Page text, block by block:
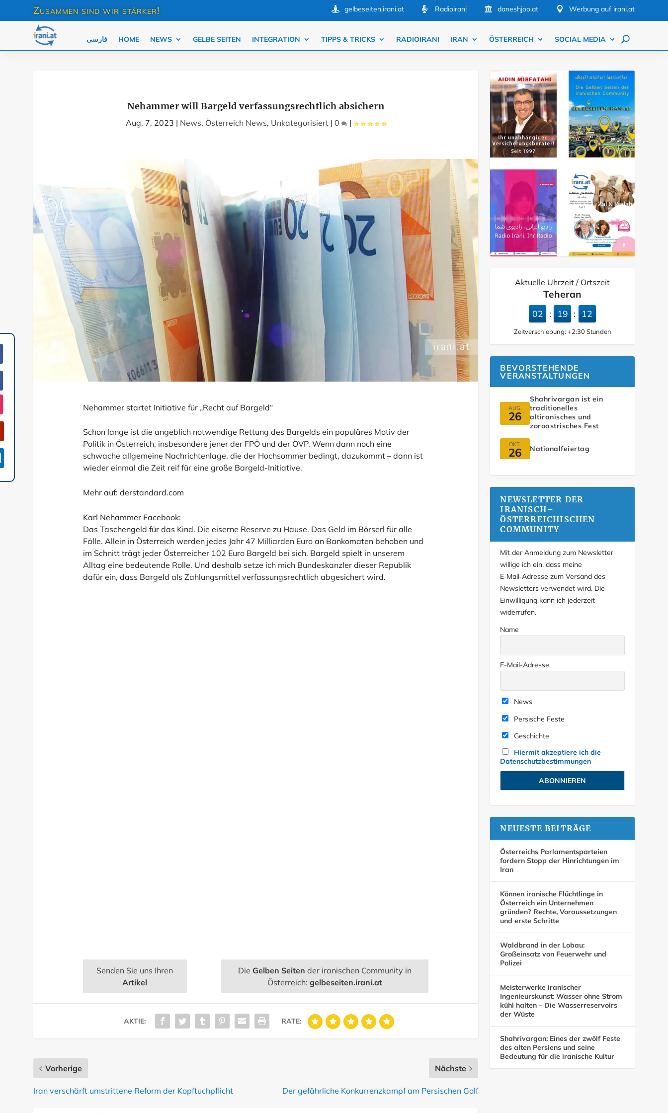
Zusammen sind wir stärker!  gelbeseiten.irani.at  Radioirani  daneshjoo.at  Werbung auf irani.at
فارسی HOME NEWS GELBE SEITEN INTEGRATION TIPPS & TRICKS RADIOIRANI IRAN ÖSTERREICH SOCIAL MEDIA
Nehammer will Bargeld verfassungsrechtlich absichern
Aug. 7, 2023 | News, Österreich News, Unkategorisiert| 0 |
Nehammer startet Initiative für „Recht auf Bargeld“
Schon lange ist die angeblich notwendige Rettung des Bargelds ein populäres Motiv der
Politik in Österreich, insbesondere jener der FPÖ und der ÖVP. Wenn dann noch eine
schwache allgemeine Nachrichtenlage, die der Hochsommer bedingt, dazukommt – dann ist
wieder einmal die Zeit reif für eine große Bargeld-Initiative.
Mehr auf: derstandard.com
Karl Nehammer Facebook:
Das Taschengeld für das Kind. Die eiserne Reserve zu Hause. Das Geld im Börserl für alle
Fälle. Allein in Österreich werden jedes Jahr 47 Milliarden Euro an Bankomaten behoben und
im Schnitt trägt jeder Österreicher 102 Euro Bargeld bei sich. Bargeld spielt in unserem
Alltag eine bedeutende Rolle. Und deshalb setze ich mich Bundeskanzler dieser Republik
dafür ein, dass Bargeld als Zahlungsmittel verfassungsrechtlich abgesichert wird.
Senden Sie uns Ihren
Artikel
Die Gelben Seiten der iranischen Community in
Österreich:gelbeseiten.irani.at
AKTIE: RATE:
Vorherige
Iran verschärft umstrittene Reform der Kopftuchpflicht
Nächste
Der gefährliche Konkurrenzkampf am Persischen Golf
Aktuelle Uhrzeit / Ortszeit
Teheran
02 : 19 : 13
Zeitverschiebung: +2:30 Stunden
BEVORSTEHENDE
VERANSTALTUNGEN
AUG.
26
Shahrivargan ist ein
traditionelles
altiranisches und
zoroastrisches Fest
OKT.
26 Nationalfeiertag
NEWSLETTER DER
IRANISCH–
ÖSTERREICHISCHEN
COMMUNITY
Mit der Anmeldung zum Newsletter
willige ich ein, dass meine
E‑Mail‑Adresse zum Versand des
Newsletters verwendet wird. Die
Einwilligung kann ich jederzeit
widerrufen.
Name
E-Mail-Adresse
News
Persische Feste
Geschichte
Hiermit akzeptiere ich die
Datenschutzbestimmungen
NEUESTE BEITRÄGE
Österreichs Parlamentsparteien
fordern Stopp der Hinrichtungen im
Iran
Können iranische Flüchtlinge in
Österreich ein Unternehmen
gründen? Rechte, Voraussetzungen
und erste Schritte
Waldbrand in der Lobau:
Großeinsatz von Feuerwehr und
Polizei
Meisterwerke iranischer
Ingenieurskunst: Wasser ohne Strom
kühl halten – Die Wasserreservoirs
der Wüste
Shahrivargan: Eines der zwölf Feste
des alten Persiens und seine
Bedeutung für die iranische Kultur